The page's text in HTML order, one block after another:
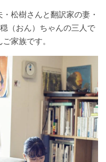
松樹さんと翻訳家の妻・
（おん）ちゃんの三人で
家族です。